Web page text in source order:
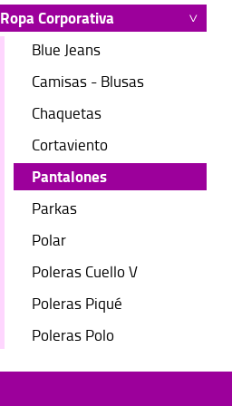
Ropa Corporativa
Blue Jeans
Camisas - Blusas
Chaquetas
Cortaviento
Pantalones
Parkas
Polar
Poleras Cuello V
Poleras Piqué
Poleras Polo